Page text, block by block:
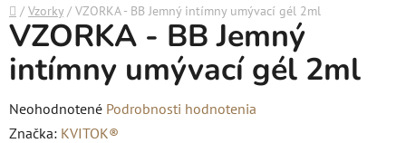
Domov
/ Vzorky / VZORKA - BB Jemný intímny umývací gél 2ml
VZORKA - BB Jemný
intímny umývací gél 2ml
Priemerné
hodnotenie
Neohodnotené Podrobnosti hodnotenia
Značka: KVITOK®